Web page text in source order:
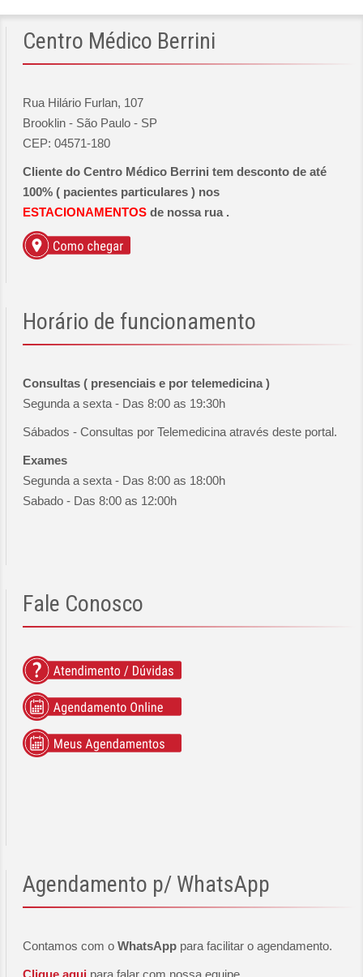
Centro Médico Berrini
Rua Hilário Furlan, 107
Brooklin - São Paulo - SP
CEP: 04571-180
Cliente do Centro Médico Berrini tem desconto de até
100% ( pacientes particulares ) nos
ESTACIONAMENTOS de nossa rua .
Horário de funcionamento
Consultas ( presenciais e por telemedicina )
Segunda a sexta - Das 8:00 as 19:30h
Sábados - Consultas por Telemedicina através deste portal.
Exames
Segunda a sexta - Das 8:00 as 18:00h
Sabado - Das 8:00 as 12:00h
Fale Conosco
Agendamento p/ WhatsApp
Contamos com o WhatsApp para facilitar o agendamento.